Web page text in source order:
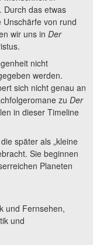
Durch das etwas
von rund
wir uns in Der
nicht
werden.
sich nicht genau an
zu Der
in dieser Timeline
später als „kleine
Sie beginnen
Planeten
und Fernsehen,
und